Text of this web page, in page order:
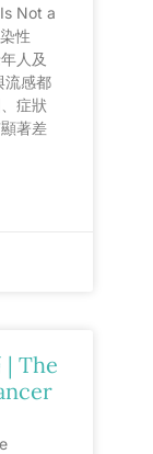
Not a
性
人及
流感都
症狀
著差
| The